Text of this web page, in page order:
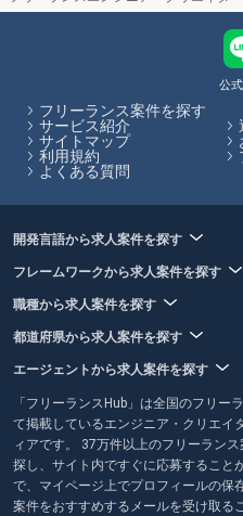
で、お客様の希望に合った案件の
スHubでは、各エージェントのサー
フリーランスHubはお客様のフリー
ていきます。
公
フリーランス案件を探す
サービス紹介
サイトマップ
利用規約
よくある質問
開発言語から求人案件を探す
フレームワークから求人案件を探す
職種から求人案件を探す
都道府県から求人案件を探す
エージェントから求人案件を探す
「フリーランスHub」は全国のフリー
て掲載しているエンジニア・クリエイ
ィアです。 37万件以上のフリーラン
探し、サイト内ですぐに応募すること
で、マイページ上でプロフィールの保
案件をおすすめするメールを受け取る